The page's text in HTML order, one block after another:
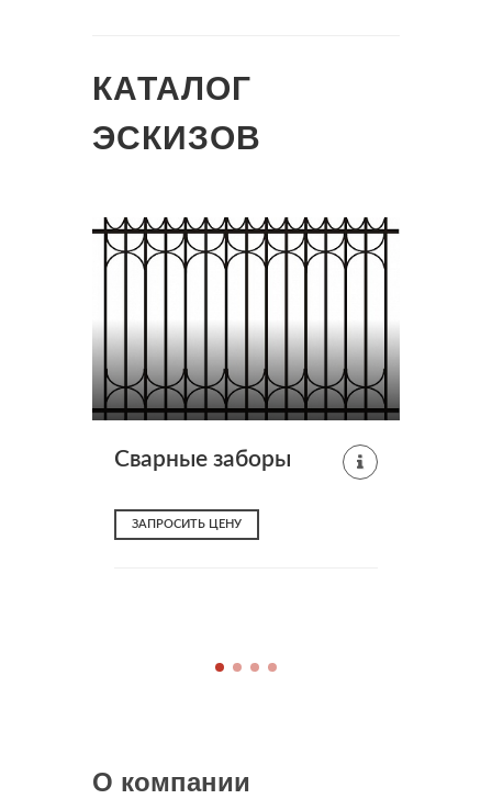
КАТАЛОГ
ЭСКИЗОВ
Сварные заборы
ЗАПРОСИТЬ ЦЕНУ
О компании